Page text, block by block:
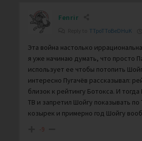
Fenrir
TTpoTToBeDHuK
Эта война настолько
я уже начинаю думать, что просто
использует ее чтобы потопить
интересно Пугачёв рассказывал:
близок к рейтингу Ботокса. И
ТВ и запретил Шойгу показывать по
козырек и примерно год Шойгу
-9